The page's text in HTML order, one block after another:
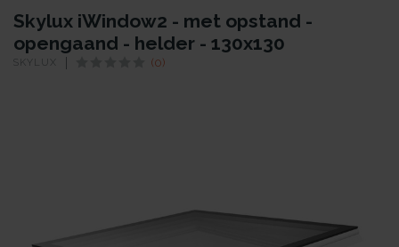
Skylux iWindow2 - met opstand -
opengaand - helder - 130x130
SKYLUX (0)